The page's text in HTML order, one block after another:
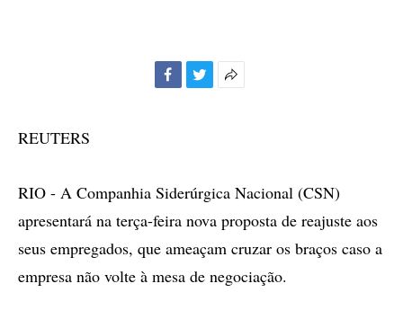
REUTERS
RIO - A Companhia Siderúrgica Nacional (CSN)
apresentará na terça-feira nova proposta de reajuste aos
seus empregados, que ameaçam cruzar os braços caso a
empresa não volte à mesa de negociação.